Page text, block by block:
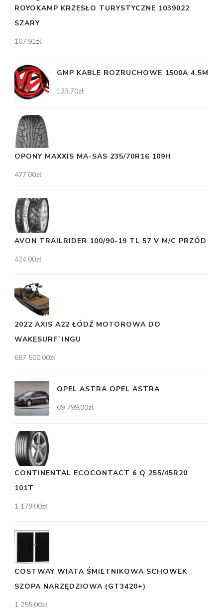
ROYOKAMP KRZESŁO TURYSTYCZNE 1039022
SZARY
107,91zł
GMP KABLE ROZRUCHOWE 1500A 4,5M
123,70zł
OPONY MAXXIS MA-SAS 235/70R16 109H
477,00zł
AVON TRAILRIDER 100/90-19 TL 57 V M/C PRZÓD
424,00zł
2022 AXIS A22 ŁÓDŹ MOTOROWA DO
WAKESURF`INGU
687 500,00zł
OPEL ASTRA OPEL ASTRA
69 799,00zł
CONTINENTAL ECOCONTACT 6 Q 255/45R20
101T
1 179,00zł
COSTWAY WIATA ŚMIETNIKOWA SCHOWEK
SZOPA NARZĘDZIOWA (GT3420+)
1 255,00zł